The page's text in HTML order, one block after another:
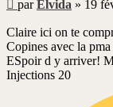
non
lu
parElvida » 19
Claire ici on te
Copines avec la
ESpoir d y arriver!
Injections 20